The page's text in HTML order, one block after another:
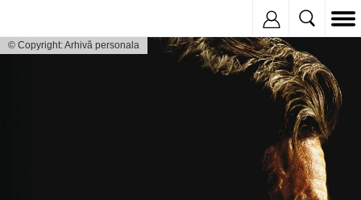
© Copyright: Arhivă personala